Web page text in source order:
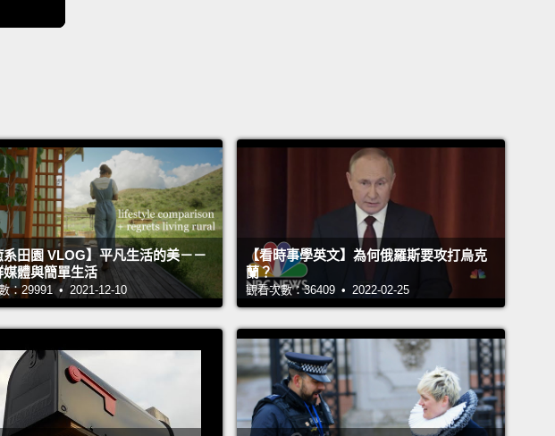
系田園 VLOG】平凡生活的美－－
媒體與簡單生活
：29991 • 2021-12-10
【看時事學英文】為何俄羅斯要攻打烏克
蘭？
觀看次數：36409 • 2022-02-25